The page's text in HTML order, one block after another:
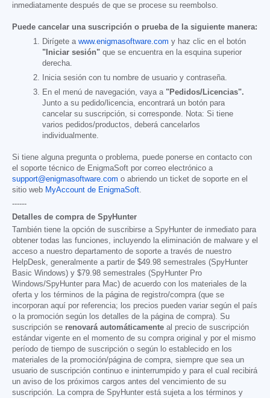
inmediatamente después de que se procese su reembolso.
Puede cancelar una suscripción o prueba de la siguiente manera:
Dirígete a www.enigmasoftware.com y haz clic en el botón
"Iniciar sesión" que se encuentra en la esquina superior
derecha.
Inicia sesión con tu nombre de usuario y contraseña.
En el menú de navegación, vaya a "Pedidos/Licencias".
Junto a su pedido/licencia, encontrará un botón para
cancelar su suscripción, si corresponde. Nota: Si tiene
varios pedidos/productos, deberá cancelarlos
individualmente.
Si tiene alguna pregunta o problema, puede ponerse en contacto con
el soporte técnico de EnigmaSoft por correo electrónico a
support@enigmasoftware.com o abriendo un ticket de soporte en el
sitio web MyAccount de EnigmaSoft.
------
Detalles de compra de SpyHunter
También tiene la opción de suscribirse a SpyHunter de inmediato para
obtener todas las funciones, incluyendo la eliminación de malware y el
acceso a nuestro departamento de soporte a través de nuestro
HelpDesk, generalmente a partir de $49.98 semestrales (SpyHunter
Basic Windows) y $79.98 semestrales (SpyHunter Pro
Windows/SpyHunter para Mac) de acuerdo con los materiales de la
oferta y los términos de la página de registro/compra (que se
incorporan aquí por referencia; los precios pueden variar según el país
o la promoción según los detalles de la página de compra). Su
suscripción se renovará automáticamente al precio de suscripción
estándar vigente en el momento de su compra original y por el mismo
período de tiempo de suscripción o según lo establecido en los
materiales de la promoción/página de compra, siempre que sea un
usuario de suscripción continuo e ininterrumpido y para el cual recibirá
un aviso de los próximos cargos antes del vencimiento de su
suscripción. La compra de SpyHunter está sujeta a los términos y